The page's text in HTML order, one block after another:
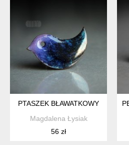
PTASZEK BŁAWATKOWY
Magdalena Łysiak
56 zł